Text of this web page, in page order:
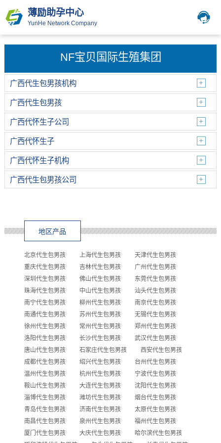
薄励助孕中心
YunHe Network Company
NF宝贝国际生殖集团
广西代生包男孩机构
广西代生包男孩
广西代怀生子公司
广西代怀生子
广西代怀生子机构
广西代生包男孩公司
地区产品
北京代生包男孩 上海代生包男孩
天津代生包男孩
重庆代生包男孩
吉林代生包男孩
广州代生包男孩
深圳代生包男孩
佛山代生包男孩
东莞代生包男孩
珠海代生包男孩
中山代生包男孩
汕头代生包男孩
南宁代生包男孩
柳州代生包男孩
南京代生包男孩
南通代生包男孩
苏州代生包男孩
无锡代生包男孩
徐州代生包男孩
常州代生包男孩
郑州代生包男孩
洛阳代生包男孩
长沙代生包男孩
武汉代生包男孩
唐山代生包男孩
石家庄代生包男孩
西安代生包男孩
成都代生包男孩
绍兴代生包男孩
台州代生包男孩
温州代生包男孩
杭州代生包男孩
宁波代生包男孩
鞍山代生包男孩
大连代生包男孩
沈阳代生包男孩
淄博代生包男孩
潍坊代生包男孩
烟台代生包男孩
青岛代生包男孩
济南代生包男孩
太原代生包男孩
南昌代生包男孩
泉州代生包男孩
福州代生包男孩
厦门代生包男孩
大庆代生包男孩
哈尔滨代生包男孩